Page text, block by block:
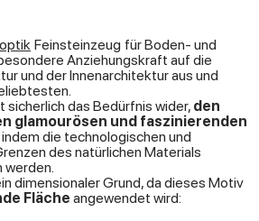
Feinsteinzeug für Boden- und
Anziehungskraft auf die
und der Innenarchitektur aus und
das Bedürfnis wider, den
glamourösen und faszinierenden
indem die technologischen und
des natürlichen Materials
werden.
dimensionaler Grund, da dieses Motiv
Fläche angewendet wird: